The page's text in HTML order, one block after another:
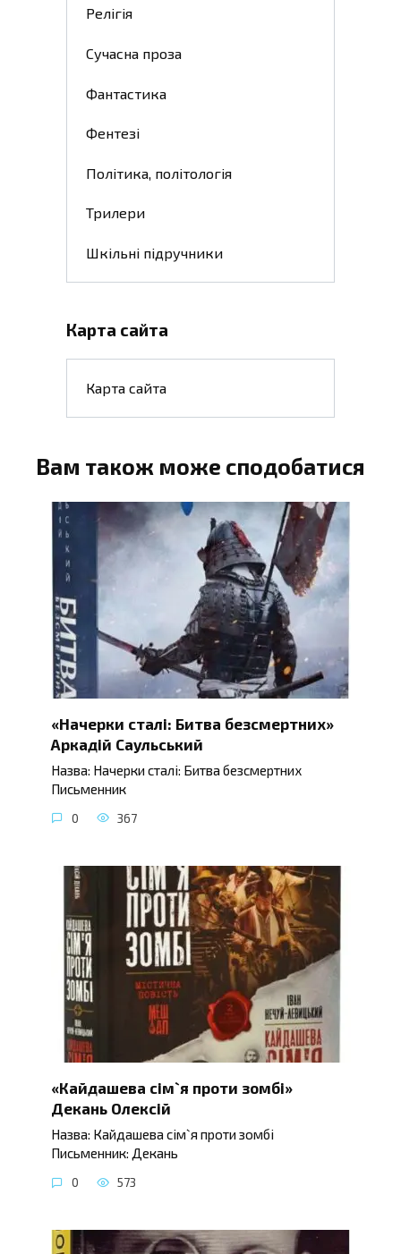
Релігія
Сучасна проза
Фантастика
Фентезі
Політика, політологія
Трилери
Шкільні підручники
Карта сайта
Карта сайта
Вам також може сподобатися
«Начерки сталі: Битва безсмертних»
Аркадій Саульський
Назва: Начерки сталі: Битва безсмертних
Письменник
0 367
«Кайдашева сім`я проти зомбі»
Декань Олексій
Назва: Кайдашева сім`я проти зомбі
Письменник: Декань
0 573